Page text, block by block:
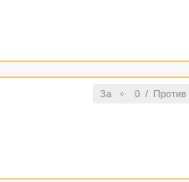
За 0/ Против